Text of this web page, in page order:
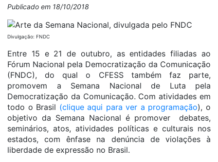
Publicado em 18/10/2018
Divulgação: FNDC
Entre 15 e 21 de outubro, as entidades filiadas ao
Fórum Nacional pela Democratização da Comunicação
(FNDC), do qual o CFESS também faz parte,
promovem a Semana Nacional de Luta pela
Democratização da Comunicação. Com atividades em
todo o Brasil (clique aqui para ver a programação), o
objetivo da Semana Nacional é promover debates,
seminários, atos, atividades políticas e culturais nos
estados, com ênfase na denúncia de violações à
liberdade de expressão no Brasil.